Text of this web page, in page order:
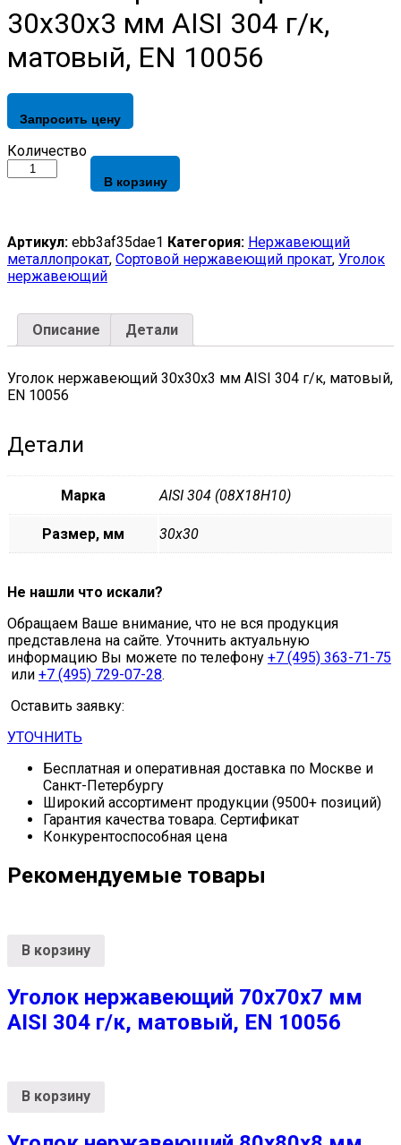
30х30х3 мм AISI 304 г/к,
матовый, EN 10056
Запросить цену
Уголок
нержавеющий
304
г/
к,
матовый,
10056
quantity
Количество
В корзину
Артикул: ebb3af35dae1 Категория: Нержавеющий
металлопрокат, Сортовой нержавеющий прокат, Уголок
нержавеющий
Описание Детали
Уголок нержавеющий 30х30х3 мм AISI 304 г/к, матовый,
EN 10056
Детали
Марка AISI 304 (08Х18Н10)
Размер, мм 30х30
Не нашли что искали?
Обращаем Ваше внимание, что не вся продукция
представлена на сайте. Уточнить актуальную
информацию Вы можете по телефону +7 (495) 363-71-75
или +7 (495) 729-07-28.
Оставить заявку:
УТОЧНИТЬ
Бесплатная и оперативная доставка по Москве и
Санкт-Петербургу
Широкий ассортимент продукции (9500+ позиций)
Гарантия качества товара. Сертификат
Конкурентоспособная цена
Рекомендуемые товары
В корзину
Уголок нержавеющий 70х70х7 мм
AISI 304 г/к, матовый, EN 10056
В корзину